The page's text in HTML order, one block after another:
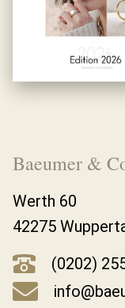
Baeumer &
Werth 60
42275
(0202)